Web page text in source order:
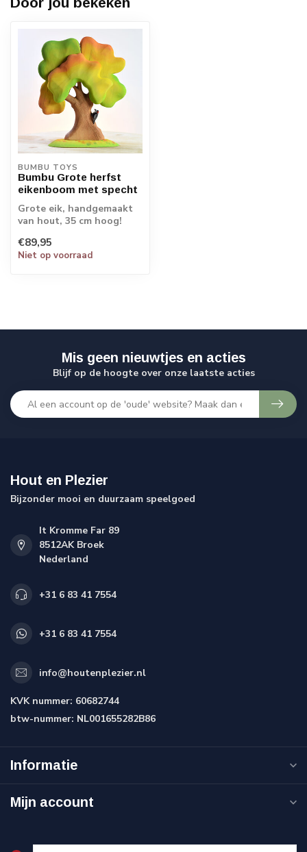
BUMBU TOYS
Bumbu Grote herfst
eikenboom met specht
Grote eik, handgemaakt
van hout, 35 cm hoog!
€89,95
Niet op voorraad
Mis geen nieuwtjes en acties
Blijf op de hoogte over onze laatste acties
Hout en Plezier
Bijzonder mooi en duurzaam speelgoed
It Kromme Far 89
8512AK Broek
Nederland
+31 6 83 41 7554
+31 6 83 41 7554
info@houtenplezier.nl
KVK nummer: 60682744
btw-nummer: NL001655282B86
Informatie
Mijn account